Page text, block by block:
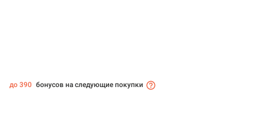
до 390 бонусов на следующие покупки